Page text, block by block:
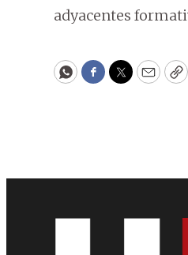
adyacentes
WhatsApp
Facebook
Twitter
Email